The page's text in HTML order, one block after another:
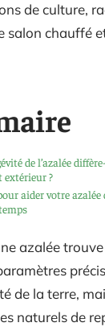
de culture,
salon chauffé
de l’azalée
?
aider votre azalée
azalée
de la terre,
naturels de